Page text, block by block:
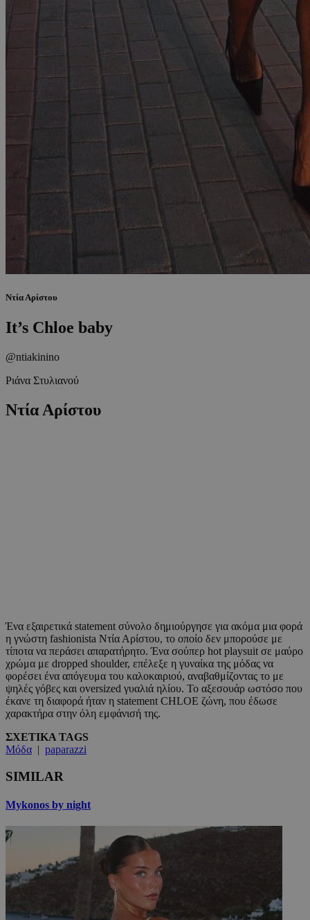
Ντία Αρίστου
It’s Chloe baby
@ntiakinino
Ριάνα Στυλιανού
Ντία Αρίστου
Ένα εξαιρετικά statement σύνολο δημιούργησε για ακόμα μια φορά
η γνώστη fashionista Ντία Αρίστου, το οποίο δεν μπορούσε με
τίποτα να περάσει απαρατήρητο. Ένα σούπερ hot playsuit σε μαύρο
χρώμα με dropped shoulder, επέλεξε η γυναίκα της μόδας να
φορέσει ένα απόγευμα του καλοκαιριού, αναβαθμίζοντας το με
ψηλές γόβες και oversized γυαλιά ηλίου. Το αξεσουάρ ωστόσο που
έκανε τη διαφορά ήταν η statement CHLOE ζώνη, που έδωσε
χαρακτήρα στην όλη εμφάνισή της.
ΣΧΕΤΙΚΑ TAGS
Μόδα | paparazzi
SIMILAR
Mykonos by night